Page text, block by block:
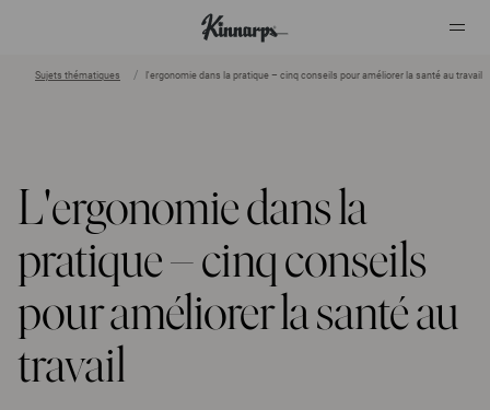
Sujets thématiques l'ergonomie dans la pratique – cinq conseils pour améliorer la santé au travail
L'ergonomie dans la
pratique – cinq conseils
pour améliorer la santé au
travail